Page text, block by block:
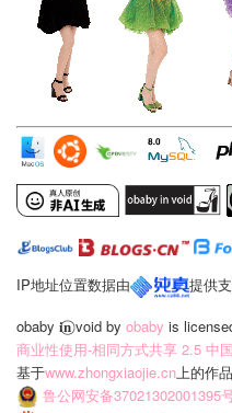
IP地址位置数据由
提供
obaby 𝐢‍𝐧⃝ void by obaby is
商业性使用-相同方式共享 2.5 中
基于www.zhongxiaojie.cn上的作品
鲁公网安备37021302001395